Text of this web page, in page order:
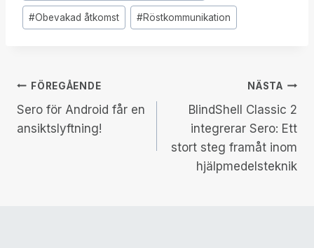
#Obevakad åtkomst #Röstkommunikation
Inläggsnavigering
FÖREGÅENDE
Sero för Android får en
ansiktslyftning!
NÄSTA
BlindShell Classic 2
integrerar Sero: Ett
stort steg framåt inom
hjälpmedelsteknik